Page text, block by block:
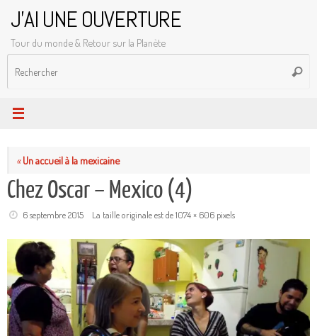
contenu
J'AI UNE OUVERTURE
Tour du monde & Retour sur la Planète
«Un accueil à la mexicaine
Chez Oscar – Mexico (4)
6 septembre 2015 La taille originale est de1074 × 606pixels